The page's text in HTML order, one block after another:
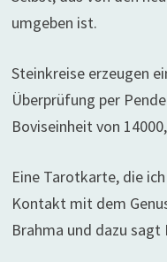
umgeben ist.
Steinkreise erzeugen
Überprüfung per
Boviseinheit von
Eine Tarotkarte, die
Kontakt mit dem
Brahma und dazu sagt